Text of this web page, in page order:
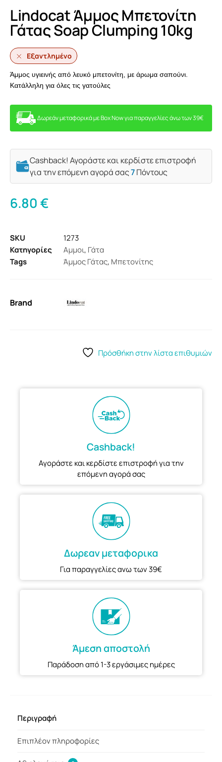
Lindocat Άμμος Μπετονίτη
Γάτας Soap Clumping 10kg
Εξαντλημένο
Άμμος υγιεινής από λευκό μπετονίτη, με άρωμα σαπούνι.
Κατάλληλη για όλες τις γατούλες
Δωρεάν μεταφορικά με Box Now για παραγγελίες άνω των 39€
Cashback! Αγοράστε και κερδίστε επιστροφή
για την επόμενη αγορά σας7Πόντους
6.80€
SKU
1273
Κατηγορίες
Αμμοι, Γάτα
Tags
Άμμος Γάτας, Μπετονίτης
Brand
Πρόσθήκη στην λίστα επιθυμιών
Cashback!
Αγοράστε και κερδίστε επιστροφή για την
επόμενη αγορά σας
Δωρεαν μεταφορικα
Για παραγγελίες ανω των 39€
Άμεση αποστολή
Παράδοση από 1-3 εργάσιμες ημέρες
Περιγραφή
Επιπλέον πληροφορίες